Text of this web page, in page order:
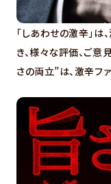
「しあわせの激辛」は
き、様々な評価、ご
さの両立”は、激辛フ